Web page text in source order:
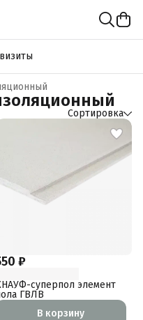
Сортировка
₽
суперпол элемент
ГВЛВ
В корзину